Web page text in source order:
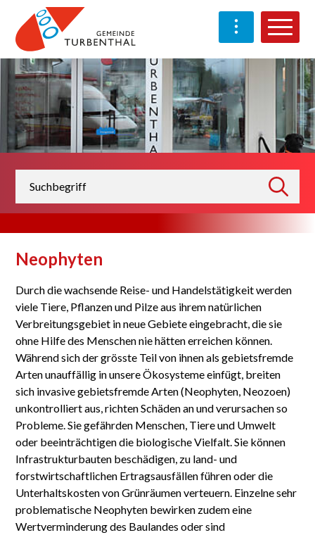
Navigieren in
Schnellnavigation
suchen
Neophyten
Durch die wachsende Reise- und Handelstätigkeit werden
viele Tiere, Pflanzen und Pilze aus ihrem natürlichen
Verbreitungsgebiet in neue Gebiete eingebracht, die sie
ohne Hilfe des Menschen nie hätten erreichen können.
Während sich der grösste Teil von ihnen als gebietsfremde
Arten unauffällig in unsere Ökosysteme einfügt, breiten
sich invasive gebietsfremde Arten (Neophyten, Neozoen)
unkontrolliert aus, richten Schäden an und verursachen so
Probleme. Sie gefährden Menschen, Tiere und Umwelt
oder beeinträchtigen die biologische Vielfalt. Sie können
Infrastrukturbauten beschädigen, zu land- und
forstwirtschaftlichen Ertragsausfällen führen oder die
Unterhaltskosten von Grünräumen verteuern. Einzelne sehr
problematische Neophyten bewirken zudem eine
Wertverminderung des Baulandes oder sind